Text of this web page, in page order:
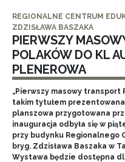
REGIONALNE CENTRUM
ZDZISŁAWA BASZAKA
PIERWSZY
POLAKÓW DO KL
PLENEROWA
„Pierwszy masowy transport
takim tytułem
planszowa przygotowana
inauguracja odbyła się w
przy budynku Regionalnego
bryg. Zdzisława Baszaka w
Wystawa będzie dostępna